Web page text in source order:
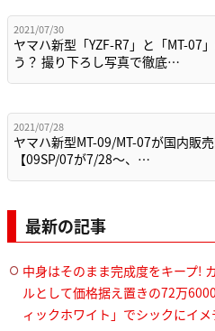
2021/07/30
ヤマハ新型「YZF-R7」と「MT-07
う？ 撮り下ろし写真で徹底…
2021/07/28
ヤマハ新型MT-09/MT-07が国内販
【09SP/07が7/28〜、…
最新の記事
中身はそのまま完成度をキープ!
ルとして価格据え置きの72万
ィックホワイト」でシックにイメ